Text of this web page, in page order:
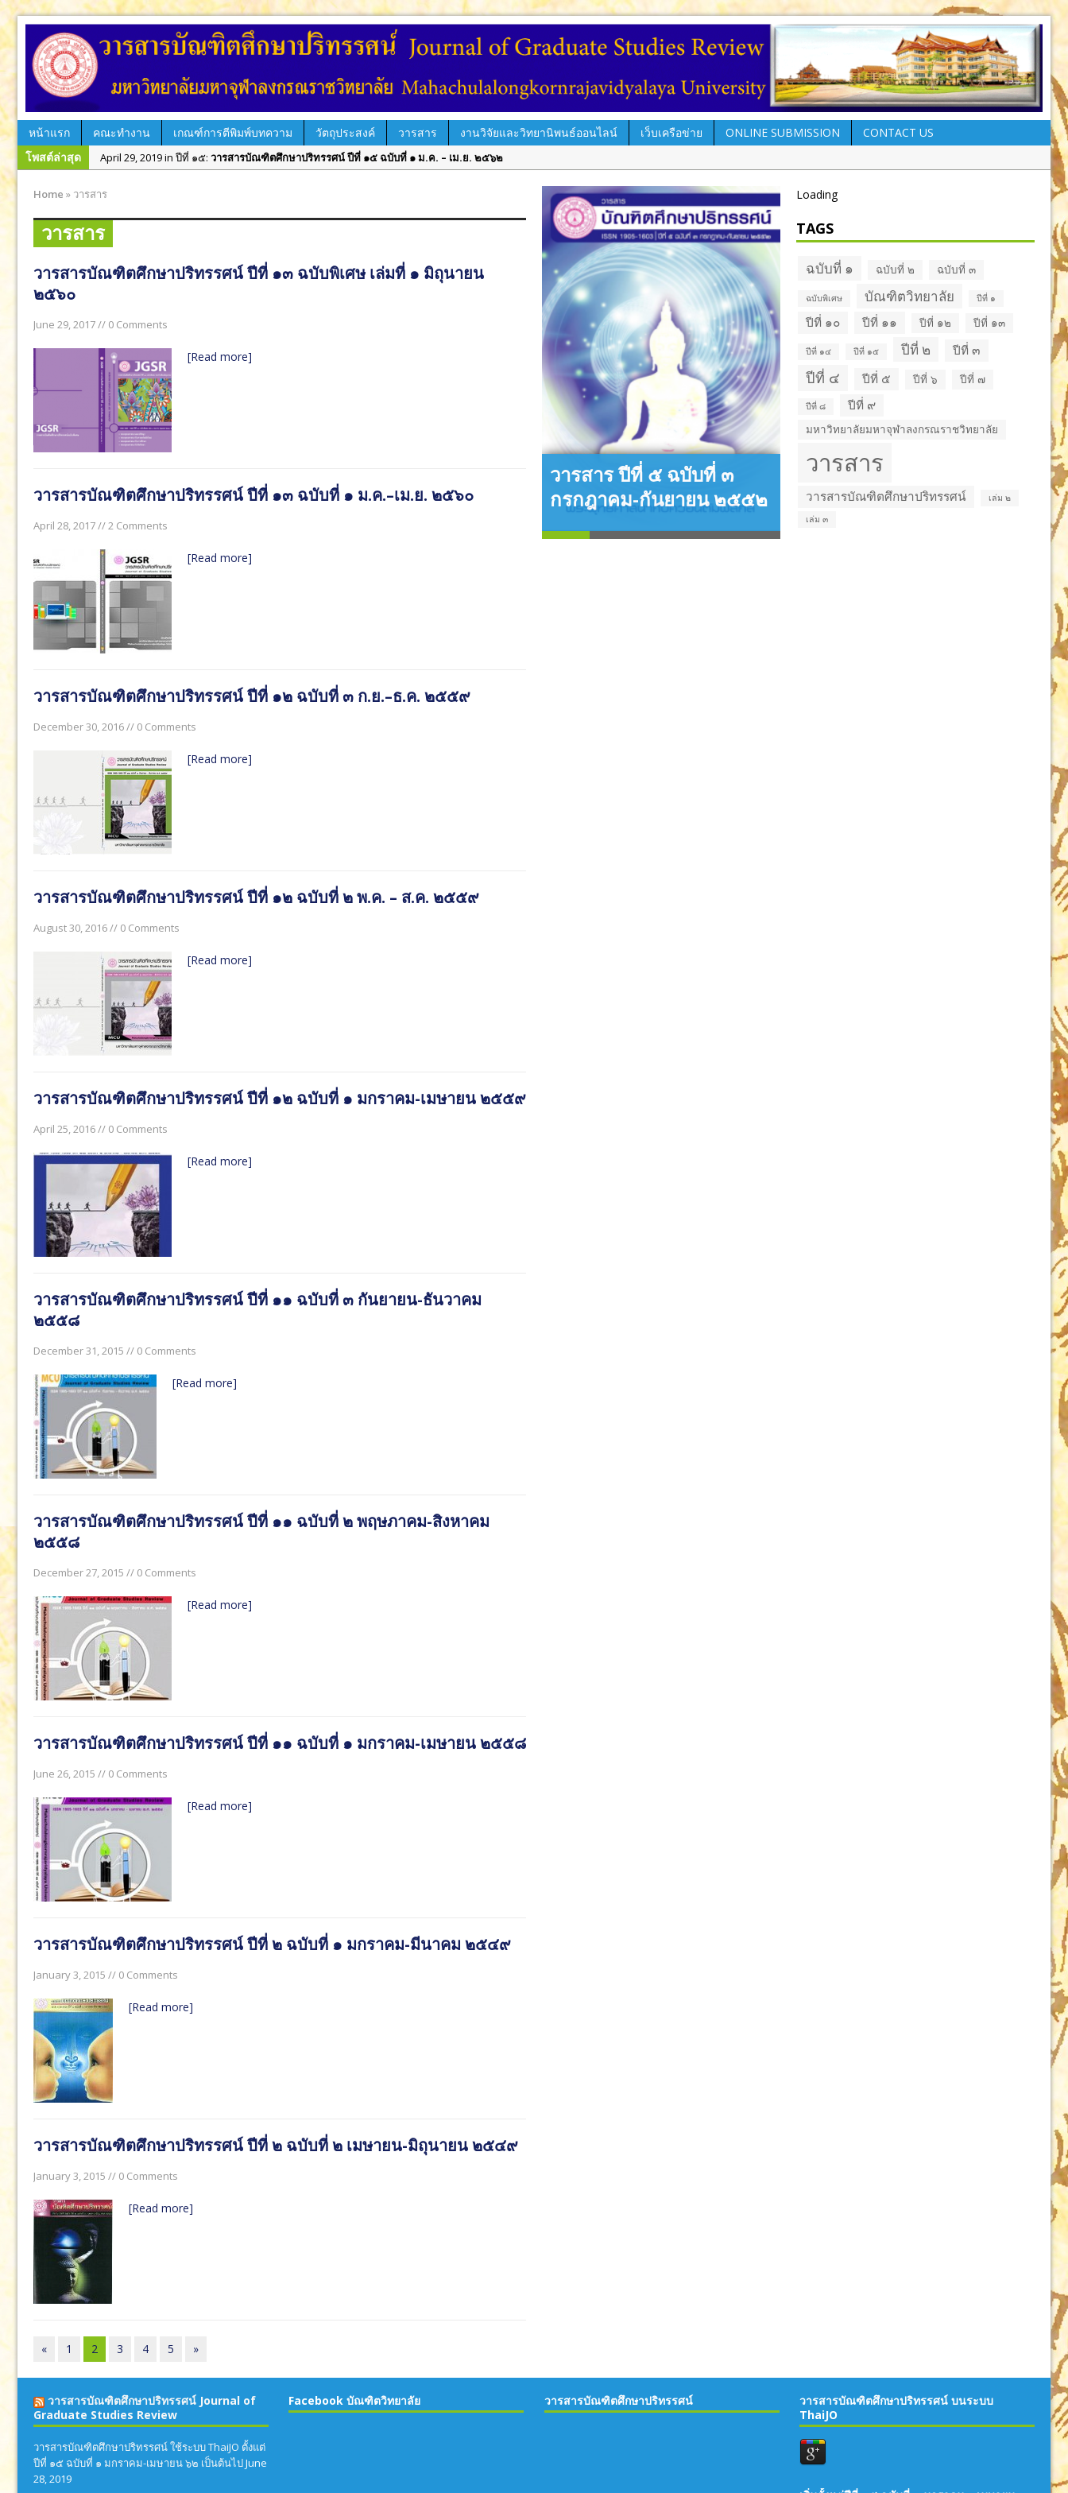
หน้าแรก คณะทำงาน เกณฑ์การตีพิมพ์บทความ วัตถุประสงค์ วารสาร งานวิจัยและวิทยานิพนธ์ออนไลน์ เว็บเครือข่าย ONLINE SUBMISSION
CONTACT US
โพสต์ล่าสุด
December 31, 2018 in ปีที่ ๑๔:วารสารบัณฑิตศึกษาปริทรรศน์ ปีที่ ๑๔ ฉบับที่ ๓ ก.ย. – ธ.ค. ๒๕๖๑
April 10, 2018 in ปีที่ ๑๔:
August 31, 2017 in ปีที่ ๑๓:วารสารบัณฑิตศึกษาปริทรรศน์ ปีที่ ๑๓ ฉบับที่ ๒ พ.ค.– ส.ค. ๒๕๖๐
June 29, 2017 in ฉบับพิเศษ:
June 29, 2019 in วารสาร:
วารสารบัณฑิตศึกษาปริทรรศน์ ใช้ระบบ ThaiJO ตั้งแต่ปีที่ ๑๕ ฉบับที่ ๑ มกราคม-เมษายน ๖๒ เป็นต้นไป
April 29, 2019 in ปีที่ ๑๕:
Home » วารสาร
วารสาร
วารสารบัณฑิตศึกษาปริทรรศน์ ปีที่ ๑๓ ฉบับพิเศษ เล่มที่ ๑ มิถุนายน
๒๕๖๐
June 29, 2017 // 0 Comments
[Read more]
วารสารบัณฑิตศึกษาปริทรรศน์ ปีที่ ๑๓ ฉบับที่ ๑ ม.ค.–เม.ย. ๒๕๖๐
April 28, 2017 // 2 Comments
[Read more]
วารสารบัณฑิตศึกษาปริทรรศน์ ปีที่ ๑๒ ฉบับที่ ๓ ก.ย.–ธ.ค. ๒๕๕๙
December 30, 2016 // 0 Comments
[Read more]
วารสารบัณฑิตศึกษาปริทรรศน์ ปีที่ ๑๒ ฉบับที่ ๒ พ.ค. – ส.ค. ๒๕๕๙
August 30, 2016 // 0 Comments
[Read more]
วารสารบัณฑิตศึกษาปริทรรศน์ ปีที่ ๑๒ ฉบับที่ ๑ มกราคม-เมษายน ๒๕๕๙
April 25, 2016 // 0 Comments
[Read more]
วารสารบัณฑิตศึกษาปริทรรศน์ ปีที่ ๑๑ ฉบับที่ ๓ กันยายน-ธันวาคม
๒๕๕๘
December 31, 2015 // 0 Comments
[Read more]
วารสารบัณฑิตศึกษาปริทรรศน์ ปีที่ ๑๑ ฉบับที่ ๒ พฤษภาคม-สิงหาคม
๒๕๕๘
December 27, 2015 // 0 Comments
[Read more]
วารสารบัณฑิตศึกษาปริทรรศน์ ปีที่ ๑๑ ฉบับที่ ๑ มกราคม-เมษายน ๒๕๕๘
June 26, 2015 // 0 Comments
[Read more]
วารสารบัณฑิตศึกษาปริทรรศน์ ปีที่ ๒ ฉบับที่ ๑ มกราคม-มีนาคม ๒๕๔๙
January 3, 2015 // 0 Comments
[Read more]
วารสารบัณฑิตศึกษาปริทรรศน์ ปีที่ ๒ ฉบับที่ ๒ เมษายน-มิถุนายน ๒๕๔๙
January 3, 2015 // 0 Comments
[Read more]
« 1 2 3 4 5 »
วารสาร ปีที่ ๕ ฉบับที่ ๓
กรกฎาคม-กันยายน ๒๕๕๒
วารสารบัณฑิตศึกษา
ปริทรรศน์ ปีที่ ๙ ฉบับที่ ๒
พฤษภาคม-สิงหาคม ๒๕๕๖
วา
ปริ
กร
Loading
TAGS
ฉบับที่ ๑ ฉบับที่ ๒ ฉบับที่ ๓
ฉบับพิเศษ บัณฑิตวิทยาลัย ปีที่ ๑
ปีที่ ๑๐ ปีที่ ๑๑ ปีที่ ๑๒ ปีที่ ๑๓
ปีที่ ๑๔ ปีที่ ๑๕ ปีที่ ๒ ปีที่ ๓
ปีที่ ๔ ปีที่ ๕ ปีที่ ๖ ปีที่ ๗
ปีที่ ๘ ปีที่ ๙
มหาวิทยาลัยมหาจุฬาลงกรณราชวิทยาลัย
วารสาร
วารสารบัณฑิตศึกษาปริทรรศน์
เล่ม ๒
เล่ม ๓
วารสารบัณฑิตศึกษาปริทรรศน์ Journal of
Graduate Studies Review
วารสารบัณฑิตศึกษาปริทรรศน์ ใช้ระบบ ThaiJO ตั้งแต่
ปีที่ ๑๕ ฉบับที่ ๑ มกราคม-เมษายน ๖๒ เป็นต้นไปJune
28, 2019
Facebook บัณฑิตวิทยาลัย วารสารบัณฑิตศึกษาปริทรรศน์
วารสารบัณฑิตศึกษาปริทรรศน์ บนระบบ
ThaiJO